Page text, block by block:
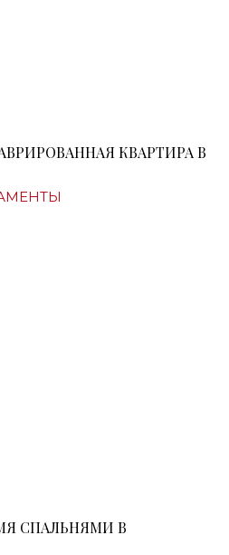
КВАРТИРА В
СПАЛЬНЯМИ В